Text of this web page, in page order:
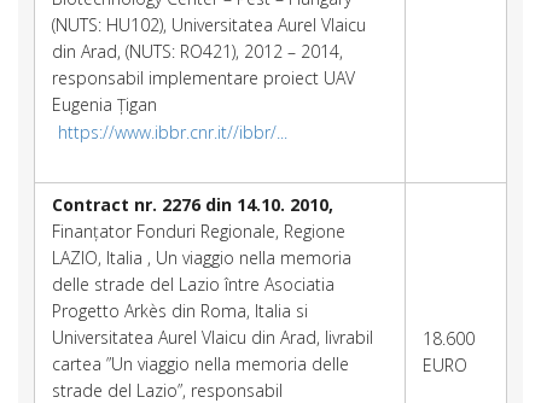
(NUTS: HU102), Universitatea Aurel Vlaicu
din Arad, (NUTS: RO421), 2012 – 2014,
responsabil implementare proiect UAV
Eugenia Țigan
https://www.ibbr.cnr.it//ibbr/...
Contract nr. 2276 din 14.10. 2010,
Finanțator Fonduri Regionale, Regione
LAZIO, Italia , Un viaggio nella memoria
delle strade del Lazio între Asociatia
Progetto Arkès din Roma, Italia si
Universitatea Aurel Vlaicu din Arad, livrabil
cartea ”Un viaggio nella memoria delle
strade del Lazio”, responsabil
18.600
EURO